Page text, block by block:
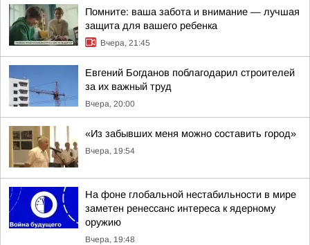
Помните: ваша забота и внимание — лучшая
защита для вашего ребенка
Вчера, 21:45
Евгений Богданов поблагодарил строителей
за их важный труд
Вчера, 20:00
«Из забывших меня можно составить город»
Вчера, 19:54
На фоне глобальной нестабильности в мире
заметен ренессанс интереса к ядерному
оружию
Вчера, 19:48